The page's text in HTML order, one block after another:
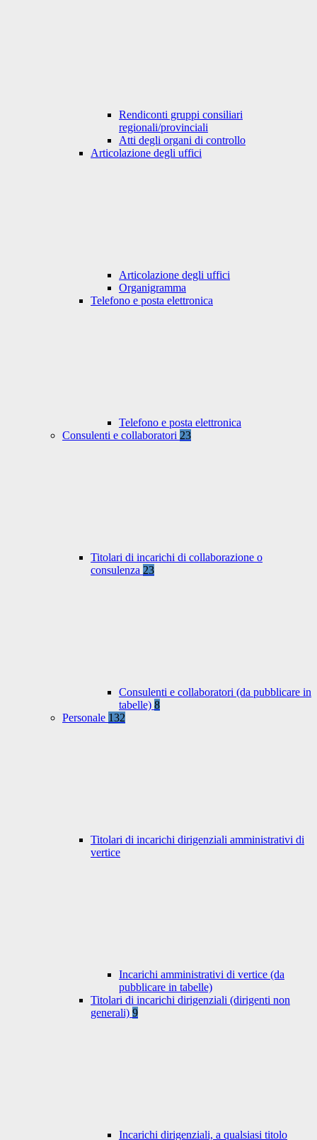
Rendiconti gruppi consiliari
regionali/provinciali
Atti degli organi di controllo
Articolazione degli uffici
Articolazione degli uffici
Organigramma
Telefono e posta elettronica
Telefono e posta elettronica
Consulenti e collaboratori 23
Titolari di incarichi di collaborazione o
consulenza 23
Consulenti e collaboratori (da pubblicare in
tabelle) 8
Personale 132
Titolari di incarichi dirigenziali amministrativi di
vertice
Incarichi amministrativi di vertice (da
pubblicare in tabelle)
Titolari di incarichi dirigenziali (dirigenti non
generali) 9
Incarichi dirigenziali, a qualsiasi titolo